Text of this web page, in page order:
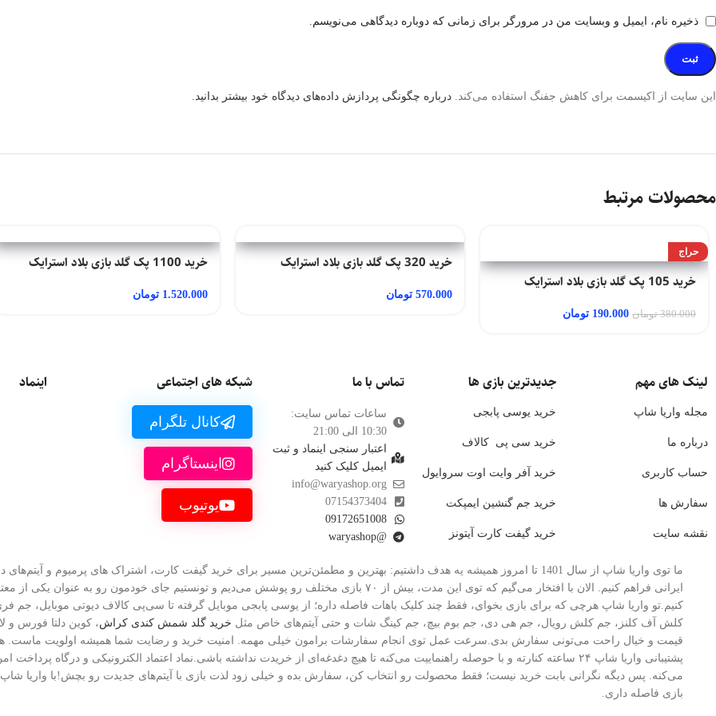
ذخیره نام، ایمیل و وبسایت من در مرورگر برای زمانی که دوباره دیدگاهی می‌نویسم.
این سایت از اکیسمت برای کاهش جفنگ استفاده می‌کند. درباره چگونگی پردازش داده‌های دیدگاه خود بیشتر بدانید.
محصولات مرتبط
حراج
خرید 105 پک گلد بازی بلاد استرایک
380.000 تومان 190.000 تومان
خرید 320 پک گلد بازی بلاد استرایک
570.000 تومان
خرید 1100 پک گلد بازی بلاد استرایک
1.520.000 تومان
لینک های مهم
مجله واریا شاپ
درباره ما
حساب کاربری
سفارش ها
نقشه سایت
جدیدترین بازی ها
خرید یوسی پابجی
خرید سی پی کالاف
خرید آفر وایت اوت سروایول
خرید جم گنشین ایمپکت
خرید گیفت کارت آیتونز
تماس با ما
ساعات تماس سایت:
10:30 الی 21:00
اعتبار سنجی اینماد و ثبت
ایمیل کلیک کنید
info@waryashop.org
07154373404
09172651008
@waryashop
شبکه های اجتماعی
کانال تلگرام
اینستاگرام
یوتیوب
اینماد
ما توی واریا شاپ از سال 1401 تا امروز همیشه یه هدف داشتیم: بهترین و مطمئن‌ترین مسیر برای خرید گیفت کارت، اشتراک های پرمیوم و
ایرانی فراهم کنیم. الان با افتخار می‌گیم که توی این مدت، بیش از ۷۰ بازی مختلف رو پوشش می‌دیم و تونستیم جای
کنیم.تو واریا شاپ هرچی که برای بازی بخوای، فقط چند کلیک باهات فاصله داره؛ از یوسی پابجی موبایل گرفته تا سی‌پی کالاف دیوتی موبایل، جم
کلش آف کلنز، جم کلش رویال، جم هی دی، جم بوم بیچ، جم کینگ شات و حتی آیتم‌های خاص مثل خرید گلد شمش کندی کراش، کوین دلتا فورس و
قیمت و خیال راحت می‌تونی سفارش بدی.سرعت عمل توی انجام سفارشات برامون خیلی مهمه. امنیت خرید و رضایت شما همیشه اولویت ماست.
پشتیبانی واریا شاپ ۲۴ ساعته کنارته و با حوصله راهنماییت می‌کنه تا هیچ دغدغه‌ای از خریدت نداشته باشی.نماد اعتماد الکترونیکی و درگاه
می‌کنه. پس دیگه نگرانی بابت خرید نیست؛ فقط محصولت رو انتخاب کن، سفارش بده و خیلی زود لذت بازی با آیتم‌های جدیدت رو بچش!با واریا
بازی فاصله داری.